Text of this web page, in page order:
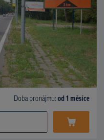
Doba pronájmu: od 1 měsíce